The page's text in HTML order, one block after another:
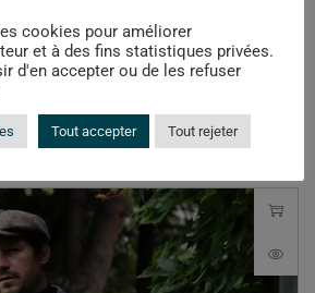
Chemises
– Lin – Tricolor stripes
130,00€
cookies pour améliorer
et à des fins statistiques privées.
d'en accepter ou de les refuser
Tout accepter Tout rejeter